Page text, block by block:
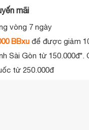
mãi
vòng 7 ngày
BBxu để được giảm
Sài Gòn từ 150.000đ*.
từ 250.000đ